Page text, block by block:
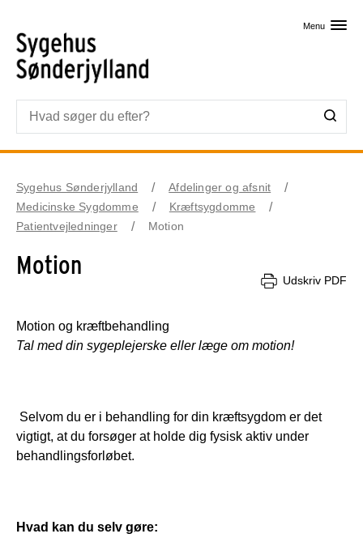
Menu
Sygehus Sønderjylland
Afdelinger og afsnit
Medicinske Sygdomme
Kræftsygdomme
Patientvejledninger
Motion
Motion
Udskriv PDF
Motion og kræftbehandling
Tal med din sygeplejerske eller læge om motion!
vigtigt, at du forsøger at holde dig fysisk aktiv under
behandlingsforløbet.
Hvad kan du selv gøre: